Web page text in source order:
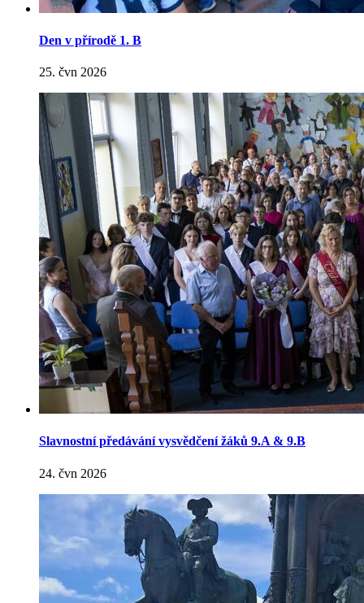
Den v přírodě 1. B
25. čvn 2026
Slavnostní předávání vysvědčení žáků 9.A & 9.B
24. čvn 2026